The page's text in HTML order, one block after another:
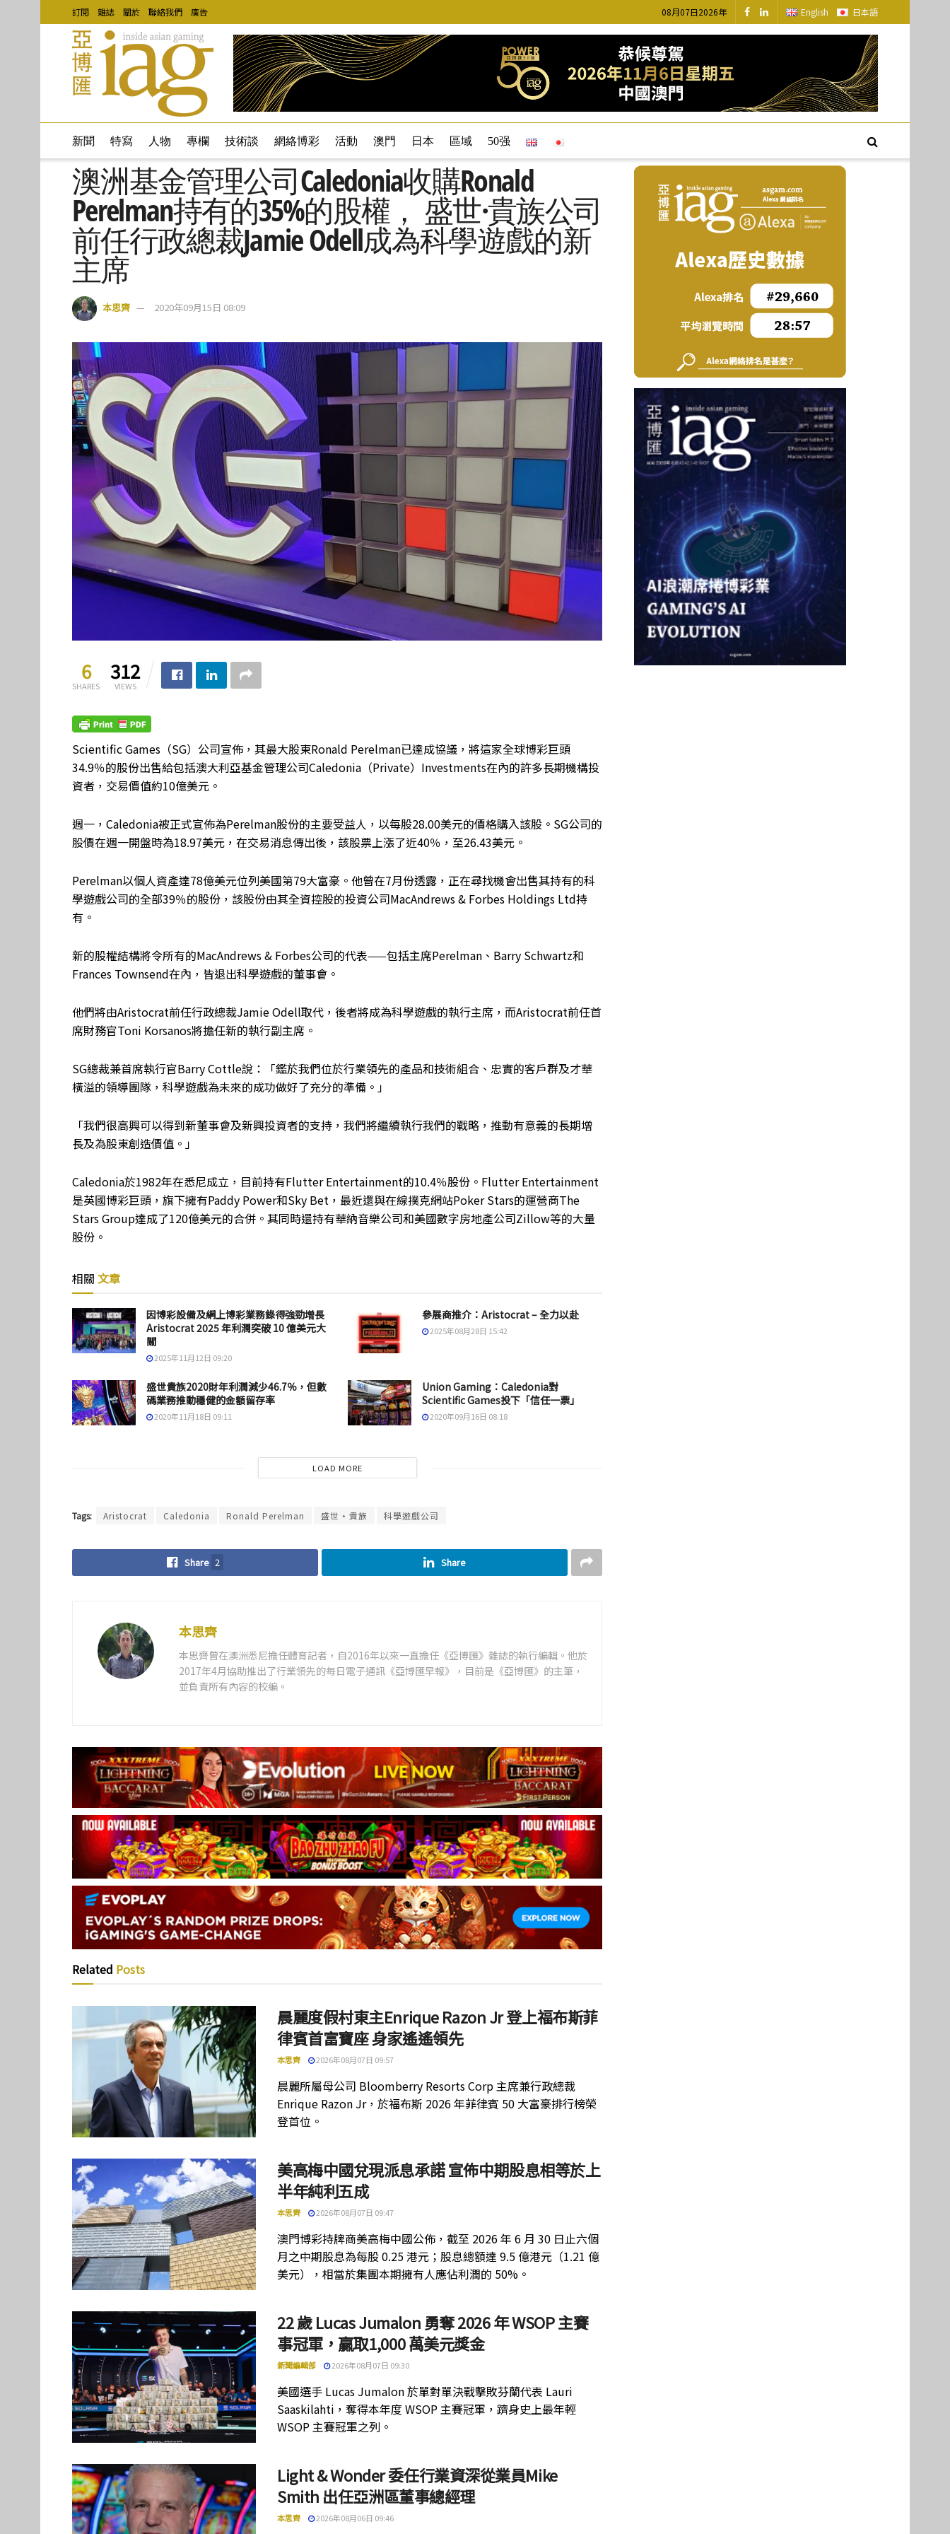
訂閱 雜誌 關於 聯絡我們 廣告 08月07日2026年 English 日本語
新聞 特寫 人物 專欄 技術談 網絡博彩 活動 澳門 日本 區域 50强
澳洲基金管理公司Caledonia收購Ronald
Perelman持有的35%的股權， 盛世·貴族公司
前任行政總裁Jamie Odell成為科學遊戲的新
主席
本思齊 2020年09月15日 08:09
6
SHARES
312
VIEWS
Scientific Games（SG）公司宣佈，其最大股東Ronald Perelman已達成協議，將這家全球博彩巨頭
34.9％的股份出售給包括澳大利亞基金管理公司Caledonia（Private）Investments在內的許多長期機構投
資者，交易價值約10億美元。
週一，Caledonia被正式宣佈為Perelman股份的主要受益人，以每股28.00美元的價格購入該股。SG公司的
股價在週一開盤時為18.97美元，在交易消息傳出後，該股票上漲了近40％，至26.43美元。
Perelman以個人資產達78億美元位列美國第79大富豪。他曾在7月份透露，正在尋找機會出售其持有的科
學遊戲公司的全部39％的股份，該股份由其全資控股的投資公司MacAndrews & Forbes Holdings Ltd持
有。
新的股權結構將令所有的MacAndrews & Forbes公司的代表——包括主席Perelman、Barry Schwartz和
Frances Townsend在內，皆退出科學遊戲的董事會。
他們將由Aristocrat前任行政總裁Jamie Odell取代，後者將成為科學遊戲的執行主席，而Aristocrat前任首
席財務官Toni Korsanos將擔任新的執行副主席。
SG總裁兼首席執行官Barry Cottle說：「鑑於我們位於行業領先的產品和技術組合、忠實的客戶群及才華
橫溢的領導團隊，科學遊戲為未來的成功做好了充分的準備。」
「我們很高興可以得到新董事會及新興投資者的支持，我們將繼續執行我們的戰略，推動有意義的長期增
長及為股東創造價值。」
Caledonia於1982年在悉尼成立，目前持有Flutter Entertainment的10.4％股份。Flutter Entertainment
是英國博彩巨頭，旗下擁有Paddy Power和Sky Bet，最近還與在線撲克網站Poker Stars的運營商The
Stars Group達成了120億美元的合併。其同時還持有華納音樂公司和美國數字房地產公司Zillow等的大量
股份。
相關 文章
因博彩設備及網上博彩業務錄得強勁增長
Aristocrat 2025 年利潤突破 10 億美元大
關
2025年11月12日 09:20
參展商推介：Aristocrat – 全力以赴
2025年08月28日 15:42
盛世貴族2020財年利潤減少46.7％，但數
碼業務推動穩健的金額留存率
2020年11月18日 09:11
Union Gaming：Caledonia對
Scientific Games投下「信任一票」
2020年09月16日 08:18
LOAD MORE
Tags: Aristocrat Caledonia Ronald Perelman 盛世·貴族 科學遊戲公司
Share 2 Share
本思齊
本思齊曾在澳洲悉尼擔任體育記者，自2016年以來一直擔任《亞博匯》雜誌的執行編輯。他於
2017年4月協助推出了行業領先的每日電子通訊《亞博匯早報》，目前是《亞博匯》的主筆，
並負責所有內容的校編。
Related Posts
晨麗度假村東主Enrique Razon Jr 登上福布斯菲
律賓首富寶座 身家遙遙領先
本思齊 2026年08月07日 09:57
晨麗所屬母公司 Bloomberry Resorts Corp 主席兼行政總裁
Enrique Razon Jr，於福布斯 2026 年菲律賓 50 大富豪排行榜榮
登首位。
美高梅中國兌現派息承諾 宣佈中期股息相等於上
半年純利五成
本思齊 2026年08月07日 09:47
澳門博彩持牌商美高梅中國公佈，截至 2026 年 6 月 30 日止六個
月之中期股息為每股 0.25 港元；股息總額達 9.5 億港元（1.21 億
美元），相當於集團本期擁有人應佔利潤的 50%。
22 歲 Lucas Jumalon 勇奪 2026 年 WSOP 主賽
事冠軍，贏取1,000 萬美元獎金
新聞編輯部 2026年08月07日 09:30
美國選手 Lucas Jumalon 於單對單決戰擊敗芬蘭代表 Lauri
Saaskilahti，奪得本年度 WSOP 主賽冠軍，躋身史上最年輕
WSOP 主賽冠軍之列。
Light & Wonder 委任行業資深從業員Mike
Smith 出任亞洲區董事總經理
本思齊 2026年08月06日 09:46